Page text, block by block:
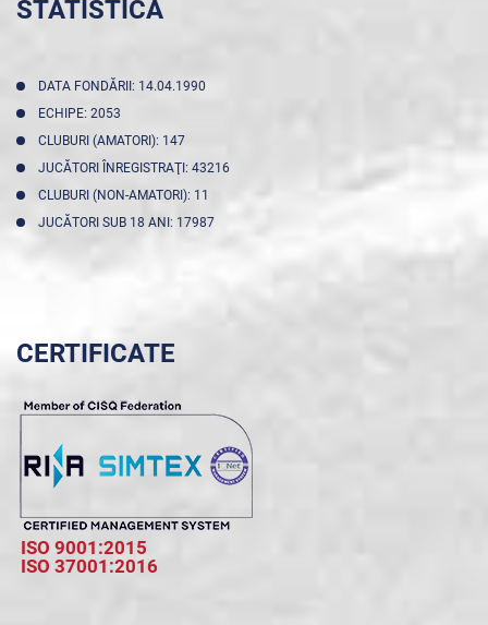
STATISTICA
DATA FONDĂRII: 14.04.1990
ECHIPE: 2053
CLUBURI (AMATORI): 147
JUCĂTORI ÎNREGISTRAŢI: 43216
CLUBURI (NON-AMATORI): 11
JUCĂTORI SUB 18 ANI: 17987
CERTIFICATE
ISO 9001:2015
ISO 37001:2016